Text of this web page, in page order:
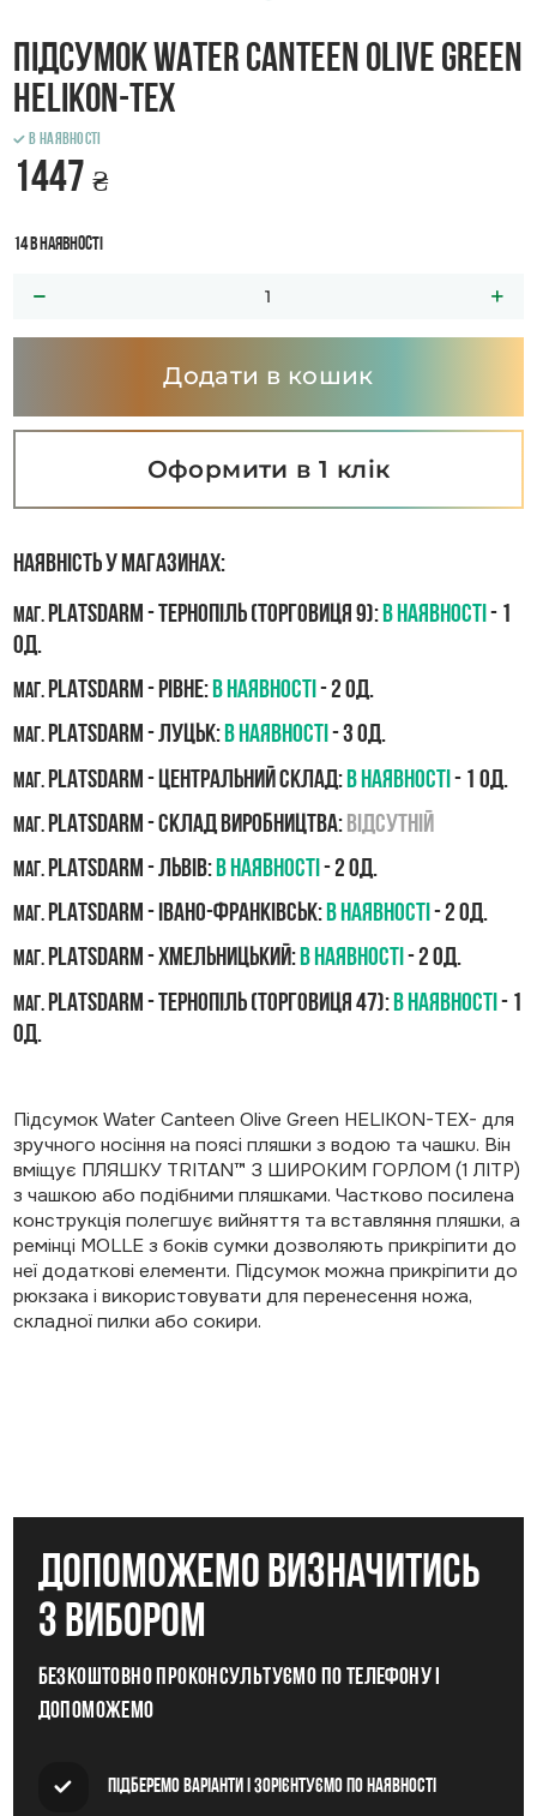
Підсумок Water Canteen Olive Green
HELIKON-ТЕХ
В наявності
1447 ₴
14 в наявності
Додати в кошик
Оформити в 1 клік
Наявність у магазинах:
маг.PLATSDARM - Тернопіль (Торговиця 9):В наявності- 1
од.
маг.PLATSDARM - Рівне:В наявності- 2 од.
маг.PLATSDARM - Луцьк:В наявності- 3 од.
маг.PLATSDARM - Центральний склад: В наявності - 1 од.
маг.PLATSDARM - Склад виробництва:Відсутній
маг.PLATSDARM - Львів:В наявності- 2 од.
маг.PLATSDARM - Івано-Франківськ:В наявності- 2 од.
маг.PLATSDARM - Хмельницький:В наявності- 2 од.
маг.PLATSDARM - Тернопіль (Торговиця 47): В наявності - 1
од.
Підсумок Water Canteen Olive Green HELIKON-ТЕX- для
зручного носіння на поясі пляшки з водою та чашкu. Він
вміщує ПЛЯШКУ TRITAN™ З ШИРОКИМ ГОРЛОМ (1 ЛІТР)
з чашкою або подібними пляшками. Частково посилена
конструкція полегшує вийняття та вставляння пляшки, а
ремінці MOLLE з боків сумки дозволяють прикріпити до
неї додаткові елементи. Підсумок можна прикріпити до
рюкзака і використовувати для перенесення ножа,
складної пилки або сокиpи.
допоможемо визначитись
з вибором
Безкоштовно проконсультуємо по телефону і
допоможемо
Підберемо варіанти і зорієнтуємо по наявності